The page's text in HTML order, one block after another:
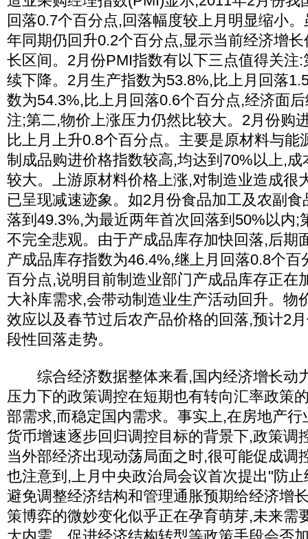
回落0.7个百分点,回落幅度较上月明显缩小
年同期仍回升0.2个百分点,显示当前经济增
长区间。2月份PMI指数有以下三点值得关注
续下降。2月生产指数为53.8%,比上月回落
数为54.3%,比上月回落0.6个百分点,经济面
注;第二,物价上涨压力仍然比较大。2月份购
比上月上升0.8个百分点。主要是原材料与能
制成品购进价格指数较高,均达到70%以上,
较大。上游原材料价格上涨,对制造业造成很
已呈现减速迹象。如2月份食品加工及农副
落到49.3%,为最近两年首次回落到50%以内;
不完全悲观。由于产成品库存加快回落,后期
产成品库存指数为46.4%,继上月回落0.8个百
百分点,说明目前制造业部门产成品库存正在
大补库需求,会带动制造业生产活动回升。物
效应以及春节过后农产品价格的回落,预计2
段性回落走势。
综合经济数据整体来看,国内经济增长动
压力下的政策调控在短期也有转向汇率政策
部需求,而稳定国内需求。事实上,在房地产
货币增速逐步回归调控目标的背景下,政策调
当外部经济出现动荡局面之时,很可能促成调
也注意到,上月中央政治局会议首次提出"防
避免调整经济结构和管理通胀预期给经济增
策博弈的微妙变化似乎正在孕育萌芽,未来需